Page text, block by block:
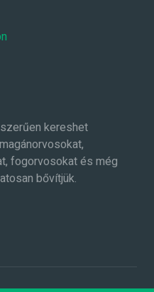
kereshet
fogorvosokat és még
bővítjük.